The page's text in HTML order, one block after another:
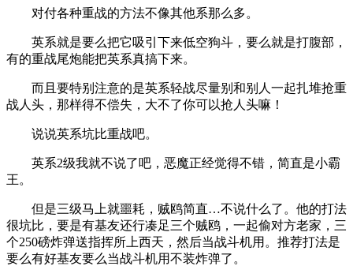
对付各种重战的方法不像其他系那么多。
英系就是要么把它吸引下来低空狗斗，要么就是打腹部，
有的重战尾炮能把英系真搞下来。
而且要特别注意的是英系轻战尽量别和别人一起扎堆抢重
战人头，那样得不偿失，大不了你可以抢人头嘛！
说说英系坑比重战吧。
英系2级我就不说了吧，恶魔正经觉得不错，简直是小霸
王。
但是三级马上就噩耗，贼鸥简直…不说什么了。他的打法
很坑比，要是有基友还行凑足三个贼鸥，一起偷对方老家，三
个250磅炸弹送指挥所上西天，然后当战斗机用。推荐打法是
要么有好基友要么当战斗机用不装炸弹了。